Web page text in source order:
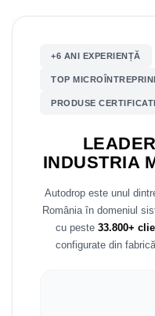
Mitsubishi
Land Rover
Citroen
Rame adaptoare Mazda
Rame adaptoare Kia
Rame adaptoare Alfa
Rame adaptoare Nissan
Rame adaptoare Fiat
Rame adaptoare Hyundai
Rame adaptoare Chevrolet
+6 ANI EXPERIENȚĂ
TOP
PRODUSE
INDUSTRIA
Autodrop este unul
România în domeniul
cu peste 33.800+
configurate din